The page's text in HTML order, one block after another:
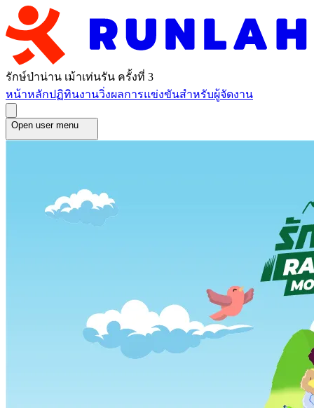
รักษ์ป่าน่าน เม้าเท่นรัน ครั้งที่ 3
หน้าหลักปฏิทินงานวิ่งผลการแข่งขันสำหรับผู้จัดงาน
Open user menu